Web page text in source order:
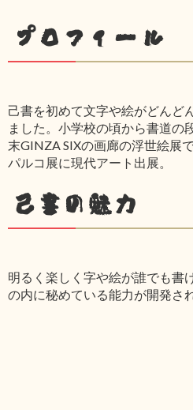
プロフィール
己書を初めて文字や絵がどんど
ました。小学校の頃から書道の
末GINZA SIXの画廊の浮世絵展
パルコ展に現代アート出展。
己書の魅力
明るく楽しく字や絵が誰でも書
の内に秘めている能力が開発さ